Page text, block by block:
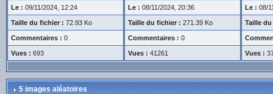
Le : 09/11/2024, 12:24
Taille du fichier : 72.93 Ko
Commentaires : 0
Vues : 693
Le : 08/11/2024, 20:36
Taille du fichier : 271.39 Ko
Commentaires : 0
Vues : 41261
Le : 08/
Taille
Vues :
5 images aléatoires